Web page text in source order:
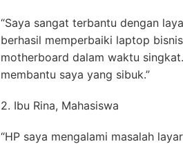
“Saya sangat terbantu dengan
berhasil memperbaiki laptop
motherboard dalam waktu
membantu saya yang sibuk.”
2. Ibu Rina, Mahasiswa
“HP saya mengalami masalah